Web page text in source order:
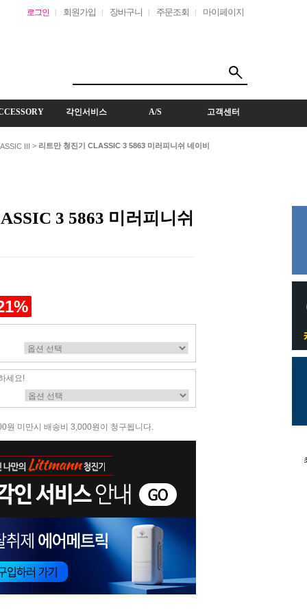
로그인 회원가입 장바구니 주문조회 마이페이지
각인서비스 A/S 고객센터
III > 리트만 청진기 CLASSIC 3 5863 미러피니쉬 네이비
3 5863 미러피니쉬
%
세요!
원 미만시 배송비 3,000원이 청구됩니다.